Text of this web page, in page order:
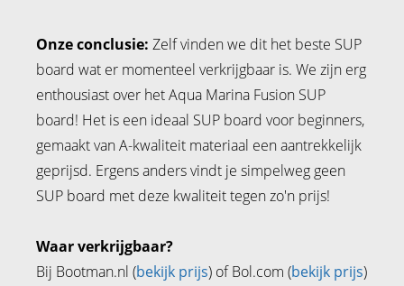
Onze conclusie: Zelf vinden we dit het beste SUP
board wat er momenteel verkrijgbaar is. We zijn erg
enthousiast over het Aqua Marina Fusion SUP
board! Het is een ideaal SUP board voor beginners,
gemaakt van A-kwaliteit materiaal een aantrekkelijk
geprijsd. Ergens anders vindt je simpelweg geen
SUP board met deze kwaliteit tegen zo'n prijs!
Waar verkrijgbaar?
Bij Bootman.nl (bekijk prijs) of Bol.com (bekijk prijs)